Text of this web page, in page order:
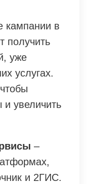
кампании в
получить
уже
услугах.
и увеличить
–
и 2ГИС.